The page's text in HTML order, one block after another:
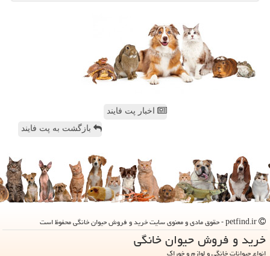
اخبار پت فایند
بازگشت به پت فایند
خرید و فروش حیوان خانگی
انواع حیوانات خانگی و لوازم و خوراک